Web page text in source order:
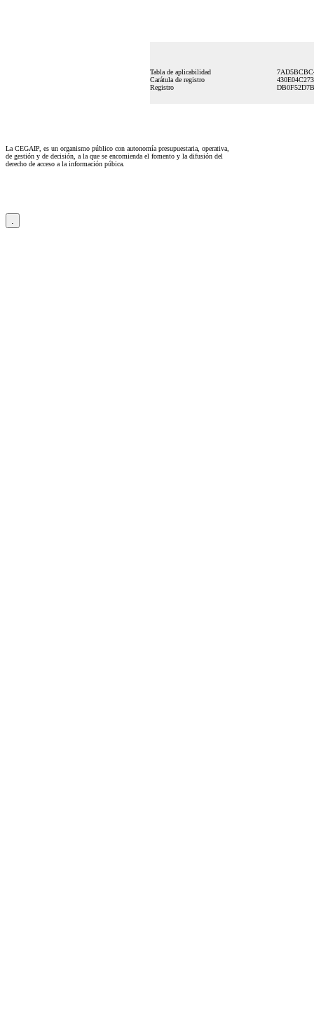
Tabla de aplicabilidad
Carátula de registro
Registro
La CEGAIP, es un organismo público con autonomía presupuestaria, operativa,
de gestión y de decisión, a la que se encomienda el fomento y la difusión del
derecho de acceso a la información púbica.